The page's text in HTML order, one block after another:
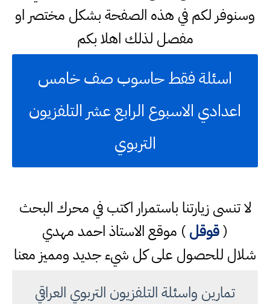
وسنوفر لكم في هذه الصفحة بشكل مختصر او
مفصل لذلك اهلا بكم
اسئلة فقط حاسوب صف خامس
اعدادي الاسبوع الرابع عشر التلفزيون
التربوي
لا تنسى زيارتنا باستمرار اكتب في محرك البحث
(قوقل) موقع الاستاذ احمد مهدي
شلال للحصول على كل شيء جديد ومميز معنا
تمارين واسئلة التلفزيون التربوي العراقي